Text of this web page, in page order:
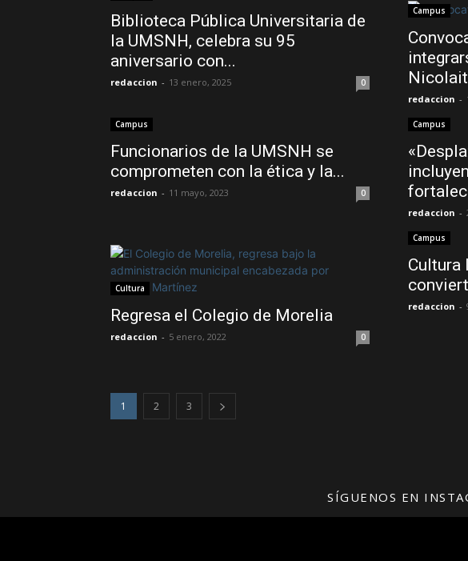
Biblioteca Pública Universitaria de
la UMSNH, celebra su 95
aniversario con...
redaccion - 13 enero, 2025 0
Campus
redaccion -
Campus
Funcionarios de la UMSNH se
comprometen con la ética y la...
redaccion - 11 mayo, 2023 0
Campus
redaccion -
Cultura
Regresa el Colegio de Morelia
redaccion - 5 enero, 2022 0
Campus
Cultura
redaccion -
1 2 3
SÍGUENOS EN